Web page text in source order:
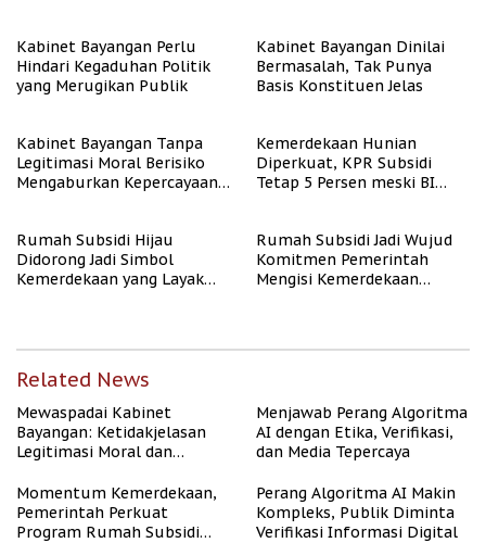
Kabinet Bayangan Perlu
Hindari Kegaduhan Politik
yang Merugikan Publik
Kabinet Bayangan Dinilai
Bermasalah, Tak Punya
Basis Konstituen Jelas
Kabinet Bayangan Tanpa
Legitimasi Moral Berisiko
Mengaburkan Kepercayaan
Kemerdekaan Hunian
Diperkuat, KPR Subsidi
Tetap 5 Persen meski BI
Rumah Subsidi Hijau
Didorong Jadi Simbol
Kemerdekaan yang Layak
Rumah Subsidi Jadi Wujud
Komitmen Pemerintah
Mengisi Kemerdekaan
Related News
Mewaspadai Kabinet
Bayangan: Ketidakjelasan
Legitimasi Moral dan
Menjawab Perang Algoritma
AI dengan Etika, Verifikasi,
dan Media Tepercaya
Momentum Kemerdekaan,
Pemerintah Perkuat
Program Rumah Subsidi
Perang Algoritma AI Makin
Kompleks, Publik Diminta
Verifikasi Informasi Digital